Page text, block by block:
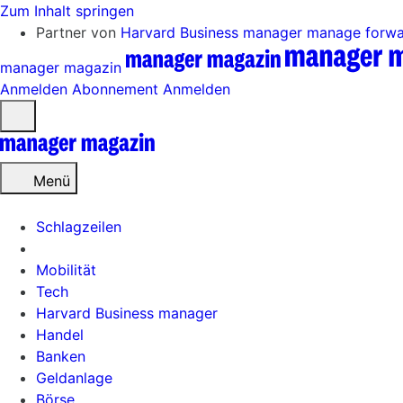
Zum Inhalt springen
Partner von Harvard Business manager manage
manager magazin
Anmelden Abonnement Anmelden
öffnen
Menü
Schlagzeilen
Mobilität
Tech
Harvard Business manager
Handel
Banken
Geldanlage
Börse